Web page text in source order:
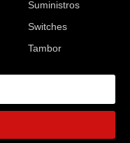
Suministros
Switches
Tambor